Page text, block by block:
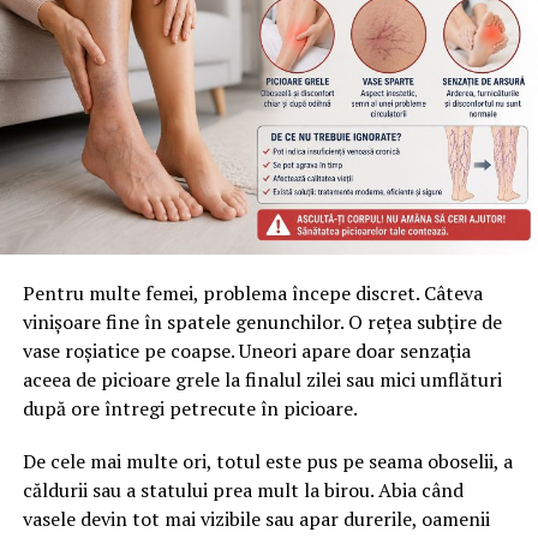
confectionate din lemn de buna calitate, care este
finisat cu diverse aspecte.
Amunite modele au inscriptionate pe usa diverse
cuvinte sau mesaje care le fac speciale, iar altele au
integrate o rama unde poate fi atasata fotografia
preferata.
Cutia pentru chei poate fi agatata de un cui de perete
Acestea contin in interior numeroase brate de metal pe
care pot fi agatate cheile.
In cazul in care se doreste ca o astfel de cutie sa fie
oferita cadou, de cele mai multe ori magazinele de
acestora intr-o forma potrivita care sa impresioneze.
Datorita faptului ca aceste cutii de ceasuri sunt
Pentru multe femei, problema începe discret. Câteva
vinișoare fine în spatele genunchilor. O rețea subțire de
vase roșiatice pe coapse. Uneori apare doar senzația
aceea de picioare grele la finalul zilei sau mici umflături
după ore întregi petrecute în picioare.
De cele mai multe ori, totul este pus pe seama oboselii, a
căldurii sau a statului prea mult la birou. Abia când
vasele devin tot mai vizibile sau apar durerile, oamenii